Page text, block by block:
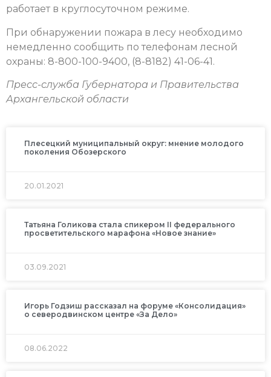
работает в круглосуточном режиме.
При обнаружении пожара в лесу необходимо
немедленно сообщить по телефонам лесной
охраны: 8-800-100-9400, (8-8182) 41-06-41.
Пресс-служба Губернатора и Правительства
Архангельской области
Плесецкий муниципальный округ: мнение молодого
поколения Обозерского
20.01.2021
Татьяна Голикова стала спикером II федерального
просветительского марафона «Новое знание»
03.09.2021
Игорь Годзиш рассказал на форуме «Консолидация»
о северодвинском центре «За Дело»
08.06.2022